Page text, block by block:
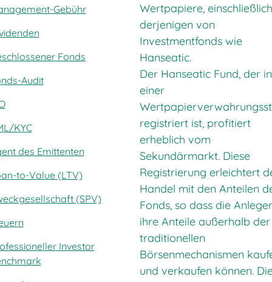
Gebühr
Fonds
Audit
KYC
des Emittenten
to-Value (LTV)
(SPV)
Investor
Wertpapiere,
derjenigen von
Investmentfonds wie
Hanseatic.
Der Hanseatic Fund, der in
einer
registriert ist, profitiert
erheblich vom
Sekundärmarkt. Diese
Registrierung erleichtert
Handel mit den Anteilen
Fonds, so dass die
ihre Anteile außerhalb der
traditionellen
Börsenmechanismen
und verkaufen können.